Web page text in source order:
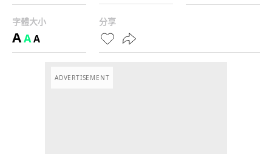
字體大小
AAA
分享
ADVERTISEMENT